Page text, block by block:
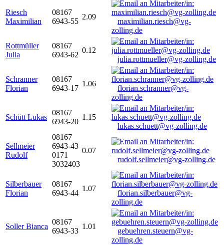
Riesch
Maximilian
08167
6943-55
2.09
maximilian.riesch@vg-
zolling.de
Rottmüller
Julia
08167
6943-62
0.12
julia.rottmueller@vg-zolling.de
Schranner
Florian
08167
6943-17
1.06
florian.schranner@vg-
zolling.de
Schütt Lukas
08167
6943-20
1.15
lukas.schuett@vg-zolling.de
Sellmeier
Rudolf
08167
6943-43
0171
3032403
0.07
rudolf.sellmeier@vg-zolling.de
Silberbauer
Florian
08167
6943-44
1.07
florian.silberbauer@vg-
zolling.de
Soller Bianca
08167
6943-33
1.01
gebuehren.steuern@vg-
zolling.de